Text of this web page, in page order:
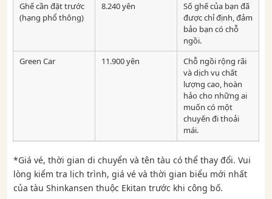
Ghế cần đặt trước
(hạng phổ thông)
8.240 yên
Số ghế của bạn đã
được chỉ định, đảm
bảo bạn có chỗ
ngồi.
Green Car
11.900 yên
Chỗ ngồi rộng rãi
và dịch vụ chất
lượng cao, hoàn
hảo cho những ai
muốn có một
chuyến đi thoải
mái.
*Giá vé, thời gian di chuyển và tên tàu có thể thay đổi. Vui
lòng kiểm tra lịch trình, giá vé và thời gian biểu mới nhất
của tàu Shinkansen thuộc Ekitan trước khi công bố.